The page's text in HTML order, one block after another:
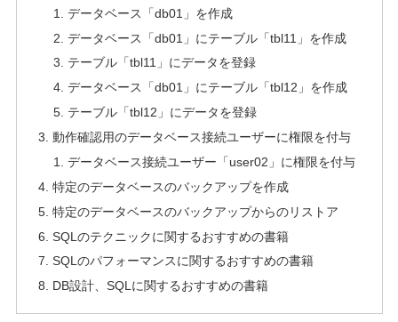
データベース「db01」を作成
データベース「db01」にテーブル「tbl11」を作成
テーブル「tbl11」にデータを登録
データベース「db01」にテーブル「tbl12」を作成
テーブル「tbl12」にデータを登録
動作確認用のデータベース接続ユーザーに権限を付与
データベース接続ユーザー「user02」に権限を付与
特定のデータベースのバックアップを作成
特定のデータベースのバックアップからのリストア
SQLのテクニックに関するおすすめの書籍
SQLのパフォーマンスに関するおすすめの書籍
DB設計、SQLに関するおすすめの書籍